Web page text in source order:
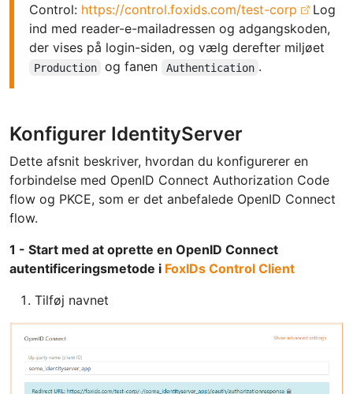
Control: https://control.foxids.com/test-corp
Log
ind med reader-e-mailadressen og adgangskoden,
der vises på login-siden, og vælg derefter miljøet
Production og fanen Authentication .
Konfigurer IdentityServer
Dette afsnit beskriver, hvordan du konfigurerer en
forbindelse med OpenID Connect Authorization Code
flow og PKCE, som er det anbefalede OpenID Connect
flow.
1 - Start med at oprette en OpenID Connect
autentificeringsmetode i FoxIDs Control Client
Tilføj navnet